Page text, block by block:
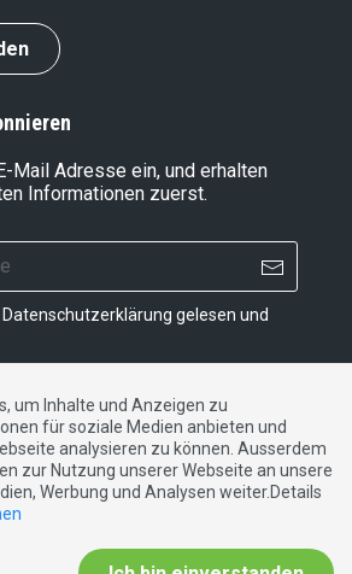
Mail Adresse ein, und erhalten
Informationen zuerst.
Datenschutzerklärung gelesen und
|Kontakt
um Inhalte und Anzeigen zu
für soziale Medien anbieten und
analysieren zu können. Ausserdem
zur Nutzung unserer Webseite an unsere
Werbung und Analysen weiter.Details